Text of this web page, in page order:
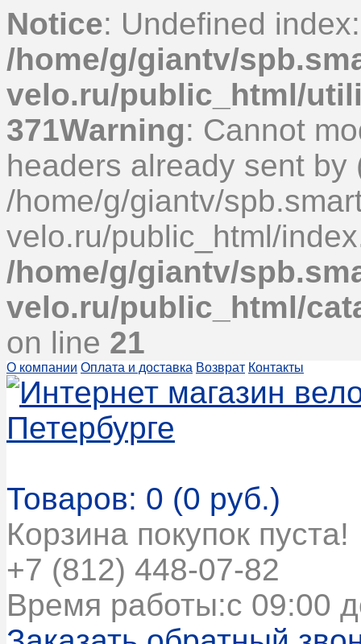
Notice: Undefined
/home/g/giantv/
velo.ru/public_html/
371Warning: Cannot
headers already sent by
/home/g/giantv/
velo.ru/public_html/
/home/g/giantv/
velo.ru/public_html/
on line 21
О компании Оплата и доставка Возврат Контакты
Товаров: 0 (0 руб.)
Корзина покупок пуста!
+7 (812) 448-07-82
Время работы:с 09:00